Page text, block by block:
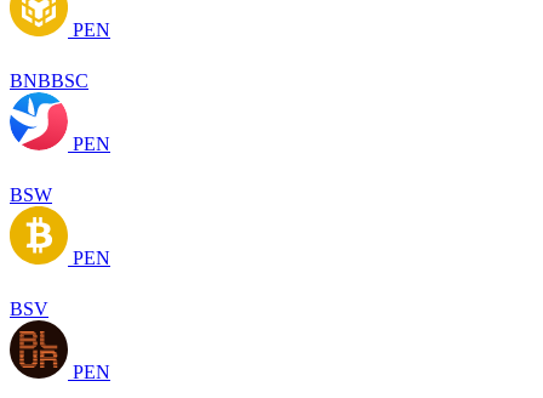
PEN
BNBBSC
PEN
BSW
PEN
BSV
PEN